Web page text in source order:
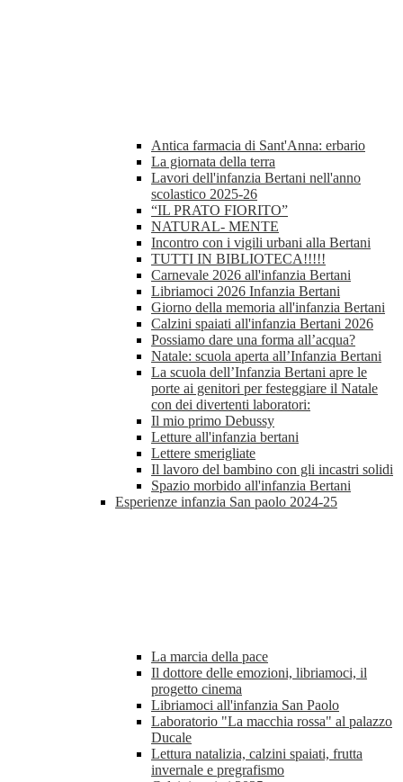
Antica farmacia di Sant'Anna: erbario
La giornata della terra
Lavori dell'infanzia Bertani nell'anno
scolastico 2025-26
“IL PRATO FIORITO”
NATURAL- MENTE
Incontro con i vigili urbani alla Bertani
TUTTI IN BIBLIOTECA!!!!!
Carnevale 2026 all'infanzia Bertani
Libriamoci 2026 Infanzia Bertani
Giorno della memoria all'infanzia Bertani
Calzini spaiati all'infanzia Bertani 2026
Possiamo dare una forma all’acqua?
Natale: scuola aperta all’Infanzia Bertani
La scuola dell’Infanzia Bertani apre le
porte ai genitori per festeggiare il Natale
con dei divertenti laboratori:
Il mio primo Debussy
Letture all'infanzia bertani
Lettere smerigliate
Il lavoro del bambino con gli incastri solidi
Spazio morbido all'infanzia Bertani
Esperienze infanzia San paolo 2024-25
La marcia della pace
Il dottore delle emozioni, libriamoci, il
progetto cinema
Libriamoci all'infanzia San Paolo
Laboratorio "La macchia rossa" al palazzo
Ducale
Lettura natalizia, calzini spaiati, frutta
invernale e pregrafismo